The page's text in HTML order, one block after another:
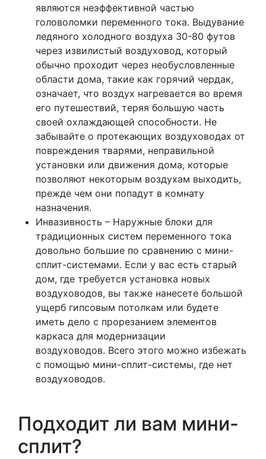
являются неэффективной частью
головоломки переменного тока. Выдувание
ледяного холодного воздуха 30-80 футов
через извилистый воздуховод, который
обычно проходит через необусловленные
области дома, такие как горячий чердак,
означает, что воздух нагревается во время
его путешествий, теряя большую часть
своей охлаждающей способности. Не
забывайте о протекающих воздуховодах от
повреждения тварями, неправильной
установки или движения дома, которые
позволяют некоторым воздухам выходить,
прежде чем они попадут в комнату
назначения.
Инвазивность – Наружные блоки для
традиционных систем переменного тока
довольно большие по сравнению с мини-
сплит-системами. Если у вас есть старый
дом, где требуется установка новых
воздуховодов, вы также нанесете большой
ущерб гипсовым потолкам или будете
иметь дело с прорезанием элементов
каркаса для модернизации
воздуховодов. Всего этого можно избежать
с помощью мини-сплит-системы, где нет
воздуховодов.
Подходит ли вам мини-
сплит?